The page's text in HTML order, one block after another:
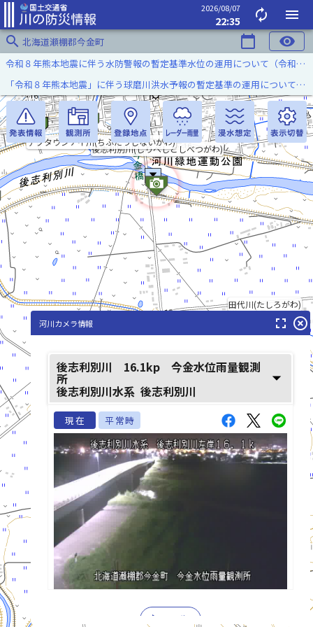
2026/08/07
22:35 autorenew
menu
search 北海道瀬棚郡今金町 calendar_today visibility
後志利別川(しりべしとしべつがわ)
チブタウシナイ川(ちぶたうしないがわ)
田代川(たしろがわ)
令和８年熊本地震に伴う水防警報の暫定基準水位の運用について（令和８年８月７日）
「令和８年熊本地震」に伴う球磨川洪水予報の暫定基準の運用について（令和８年８月５日）
河川カメラ情報 fullscreen highlight_off
後志利別川 16.1kp 今金水位雨量観測
所
後志利別川水系 後志利別川
arrow_drop_down
現在 平常時
play_arrow 再生